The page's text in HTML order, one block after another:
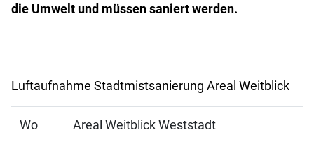
die Umwelt und müssen saniert werden.
Luftaufnahme Stadtmistsanierung Areal Weitblick
Wo Areal Weitblick Weststadt